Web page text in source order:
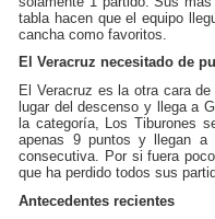
tabla hacen que el equipo
cancha como favoritos.
El Veracruz necesitado de
El Veracruz es la otra cara
lugar del descenso y llega a
la categoría, Los Tiburones
apenas 9 puntos y llegan a
consecutiva. Por si fuera
que ha perdido todos sus
Antecedentes recientes